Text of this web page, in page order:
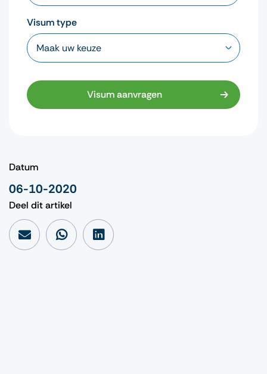
Visum type
Visum aanvragen
Datum
06-10-2020
Deel dit artikel